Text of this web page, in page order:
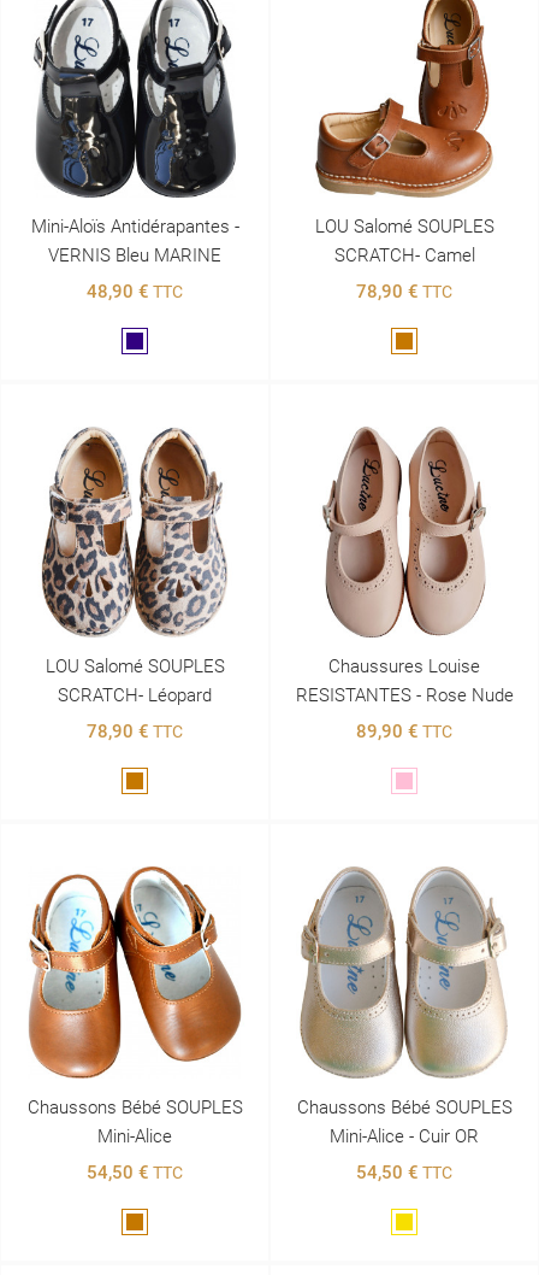
Mini-Aloïs Antidérapantes -
VERNIS Bleu MARINE
48,90 € TTC
LOU Salomé SOUPLES
SCRATCH- Camel
78,90 € TTC
LOU Salomé SOUPLES
SCRATCH- Léopard
78,90 € TTC
Chaussures Louise
RESISTANTES - Rose Nude
89,90 € TTC
Chaussons Bébé SOUPLES
Mini-Alice
54,50 € TTC
Chaussons Bébé SOUPLES
Mini-Alice - Cuir OR
54,50 € TTC